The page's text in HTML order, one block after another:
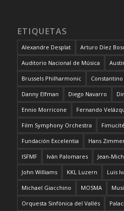
ETIQUETAS
Alexandre Desplat Arturo Díez
Auditorio Nacional de Música
Brussels Philharmonic
Danny Elfman Diego Navarro
Ennio Morricone Fernando
Film Symphony Orchestra Fimucité
Fundación Excelentia Hans
ISFMF Iván Palomares Jean-
John Williams KKL Luzern Luis
Michael Giacchino MOSMA
Orquesta Sinfónica del Vallés